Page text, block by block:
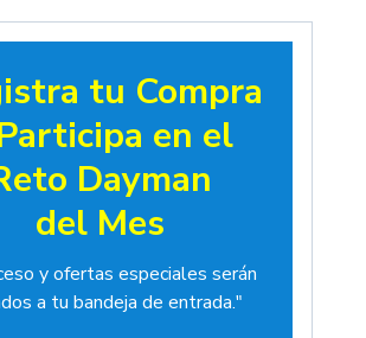
tu Compra
en el
Dayman
del Mes
y ofertas especiales serán
a tu bandeja de entrada."